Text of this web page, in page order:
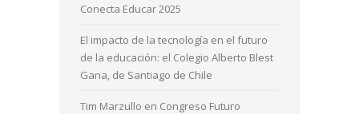
Conecta Educar 2025
El impacto de la tecnología en el futuro
de la educación: el Colegio Alberto Blest
Gana, de Santiago de Chile
Tim Marzullo en Congreso Futuro